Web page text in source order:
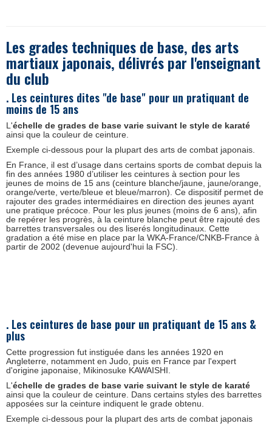
Les grades techniques de base, des arts
martiaux japonais, délivrés par l'enseignant
du club
. Les ceintures dites "de base" pour un pratiquant de
moins de 15 ans
L'échelle de grades de base varie suivant le style de karaté
ainsi que la couleur de ceinture.
Exemple ci-dessous pour la plupart des arts de combat japonais.
En France, il est d’usage dans certains sports de combat depuis la
fin des années 1980 d’utiliser les ceintures à section pour les
jeunes de moins de 15 ans (ceinture blanche/jaune, jaune/orange,
orange/verte, verte/bleue et bleue/marron). Ce dispositif permet de
rajouter des grades intermédiaires en direction des jeunes ayant
une pratique précoce. Pour les plus jeunes (moins de 6 ans), afin
de repérer les progrès, à la ceinture blanche peut être rajouté des
barrettes transversales ou des liserés longitudinaux. Cette
gradation a été mise en place par la WKA-France/CNKB-France à
partir de 2002 (devenue aujourd'hui la FSC).
. Les ceintures de base pour un pratiquant de 15 ans &
plus
Cette progression fut instiguée dans les années 1920 en
Angleterre, notamment en Judo, puis en France par l'expert
d'origine japonaise, Mikinosuke KAWAISHI.
L'échelle de grades de base varie suivant le style de karaté
ainsi que la couleur de ceinture. Dans certains styles des barrettes
apposées sur la ceinture indiquent le grade obtenu.
Exemple ci-dessous pour la plupart des arts de combat japonais